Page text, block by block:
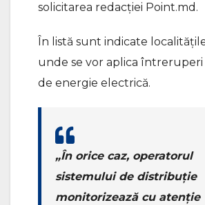
solicitarea redacției Point.md.
În listă sunt indicate
unde se vor aplica
de energie electrică.
„În orice caz, operatorul
sistemului de distribuție
monitorizează cu atenție